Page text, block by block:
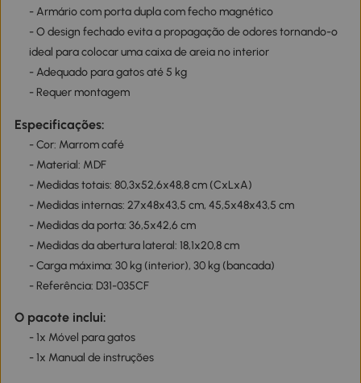
- Armário com porta dupla com fecho magnético
- O design fechado evita a propagação de odores tornando-o
ideal para colocar uma caixa de areia no interior
- Adequado para gatos até 5 kg
- Requer montagem
Especificações:
- Cor: Marrom café
- Material: MDF
- Medidas totais: 80,3x52,6x48,8 cm (CxLxA)
- Medidas internas: 27x48x43,5 cm, 45,5x48x43,5 cm
- Medidas da porta: 36,5x42,6 cm
- Medidas da abertura lateral: 18,1x20,8 cm
- Carga máxima: 30 kg (interior), 30 kg (bancada)
- Referência: D31-035CF
O pacote inclui:
- 1x Móvel para gatos
- 1x Manual de instruções